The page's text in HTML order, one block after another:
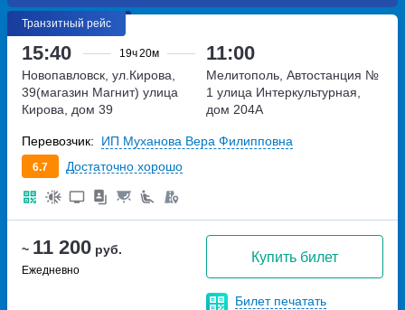
Транзитный рейс
15:40 19ч20м 11:00
~ 11 200 руб.
Ежедневно
Купить билет
Билет печатать
Новопавловск, ул.Кирова,
39(магазин Магнит) улица
Кирова, дом 39
Мелитополь, Автостанция №
1 улица Интеркультурная,
дом 204А
6.7 Достаточно хорошо
Перевозчик: ИП Муханова Вера Филипповна